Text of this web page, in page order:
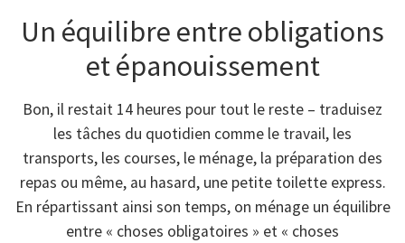
Un équilibre entre obligations
et épanouissement
Bon, il restait 14 heures pour tout le reste – traduisez
les tâches du quotidien comme le travail, les
transports, les courses, le ménage, la préparation des
repas ou même, au hasard, une petite toilette express.
En répartissant ainsi son temps, on ménage un équilibre
entre « choses obligatoires » et « choses